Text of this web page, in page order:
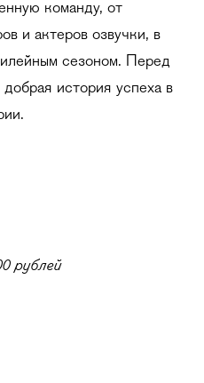
команду, от
и актеров озвучки, в
сезоном. Перед
история успеха в
рублей